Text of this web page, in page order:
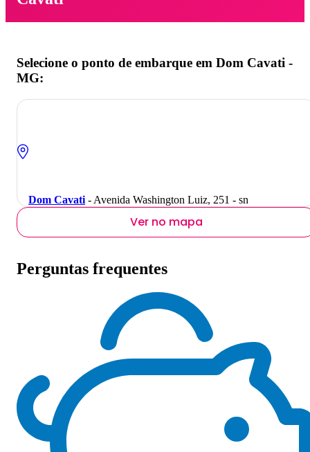
Selecione o ponto de embarque em Dom Cavati -
MG:
Dom Cavati - Avenida Washington Luiz, 251 - sn
Ver no mapa
Perguntas frequentes